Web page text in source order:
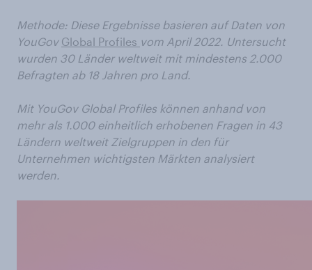
Methode: Diese Ergebnisse basieren auf Daten von
YouGov Global Profiles vom April 2022. Untersucht
wurden 30 Länder weltweit mit mindestens 2.000
Befragten ab 18 Jahren pro Land.
Mit YouGov Global Profiles können anhand von
mehr als 1.000 einheitlich erhobenen Fragen in 43
Ländern weltweit Zielgruppen in den für
Unternehmen wichtigsten Märkten analysiert
werden.